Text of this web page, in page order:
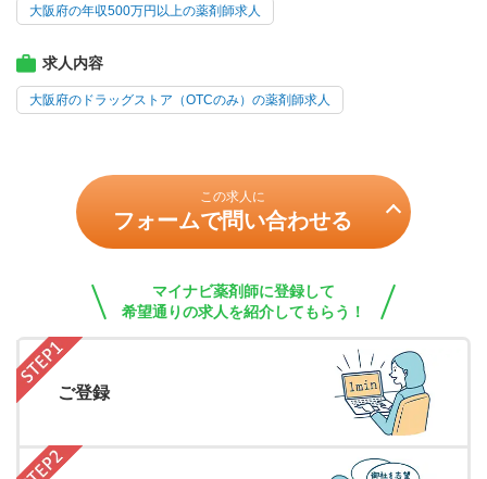
大阪府の年収500万円以上の薬剤師求人
求人内容
大阪府のドラッグストア（OTCのみ）の薬剤師求人
この求人に
フォームで問い合わせる
マイナビ薬剤師に登録して
希望通りの求人を紹介してもらう！
ご登録